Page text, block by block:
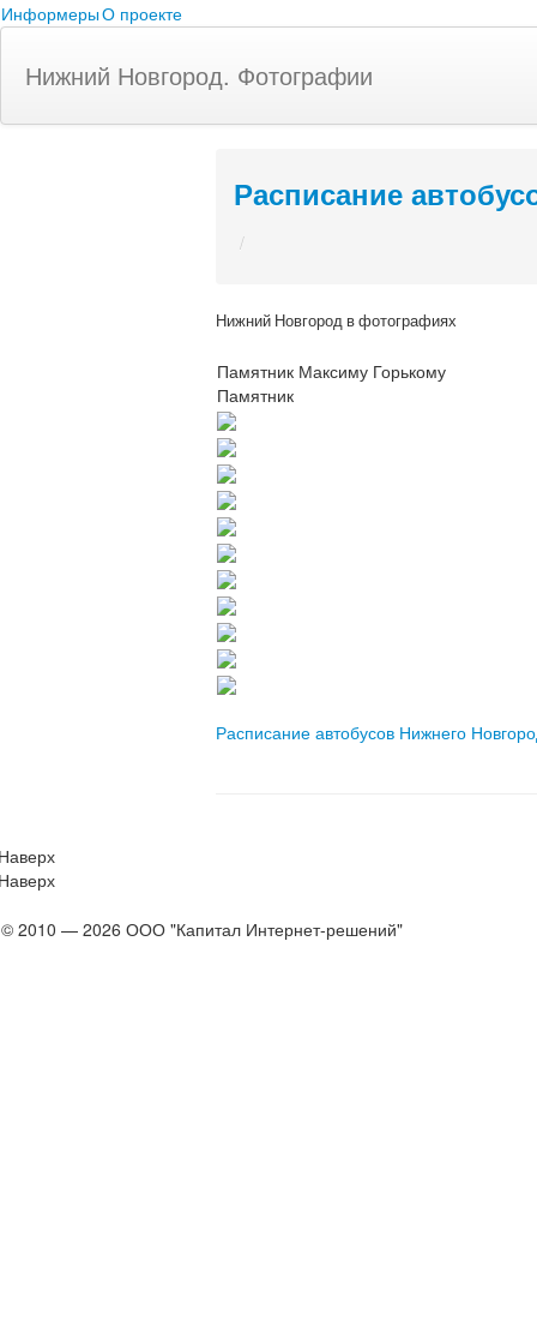
ИнформерыО проекте
Нижний Новгород. Фотографии
Расписание
/
Нижний Новгород в фотографиях
Памятник Максиму Горькому
Памятник
Расписание автобусов Нижнего
© 2010 — 2026 ООО "Капитал Интернет-решений"